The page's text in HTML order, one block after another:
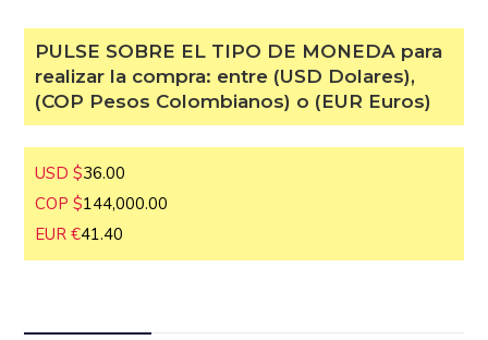
PULSE SOBRE EL TIPO DE MONEDA
para realizar la compra: entre (USD
Dolares), (COP Pesos Colombianos) o
(EUR Euros)
USD $
COP $
144,000.00